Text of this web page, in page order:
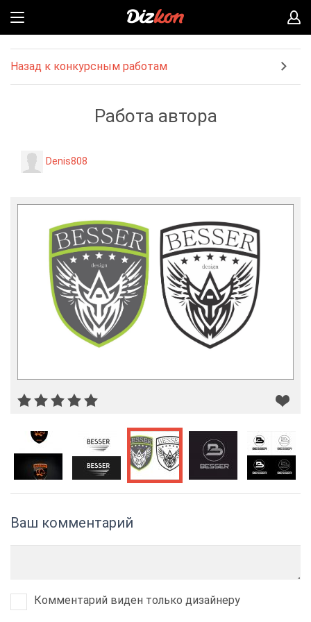
Назад к конкурсным работам
Работа автора
Denis808
Ваш комментарий
Комментарий виден только дизайнеру